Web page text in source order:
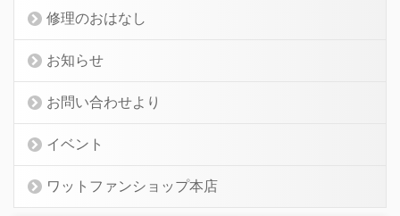
修理のおはなし
お知らせ
お問い合わせより
イベント
ワットファンショップ本店